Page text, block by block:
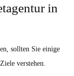
in
sollten Sie einige
verstehen.